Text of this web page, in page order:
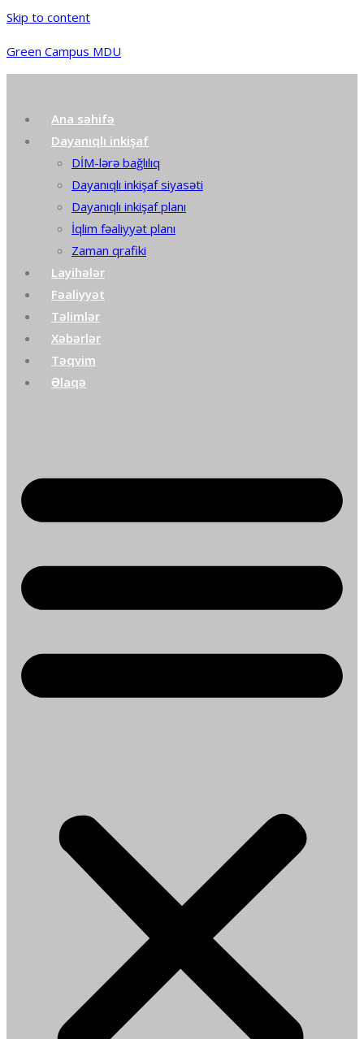
Skip to content
Green Campus MDU
Ana səhifə
Dayanıqlı inkişaf
DİM-lərə bağlılıq
Dayanıqlı inkişaf siyasəti
Dayanıqlı inkişaf planı
İqlim fəaliyyət planı
Zaman qrafiki
Layihələr
Fəaliyyət
Təlimlər
Xəbərlər
Təqvim
Əlaqə